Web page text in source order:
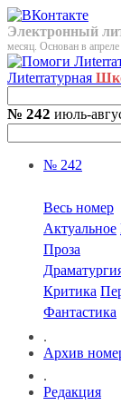
Электронный
месяц. Основан в апреле
Лиterraтурная
№ 242 июль-
№ 242
Весь номер
Актуальное
Проза
Критика
Фантастика
.
Архив
.
Редакция